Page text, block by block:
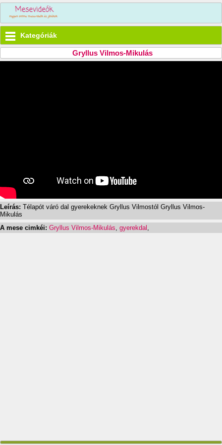
Kategóriák
Gryllus Vilmos-Mikulás
Leírás: Télapót váró dal gyerekeknek Gryllus Vilmostól Gryllus Vilmos-
Mikulás
A mese cimkéi: Gryllus Vilmos-Mikulás gyerekdal